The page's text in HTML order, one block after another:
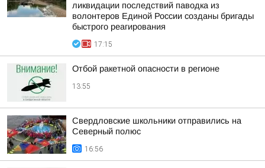
ликвидации последствий паводка из
волонтеров Единой России созданы бригады
быстрого реагирования
17:15
Отбой ракетной опасности в регионе
13:55
Свердловские школьники отправились на
Северный полюс
16:56